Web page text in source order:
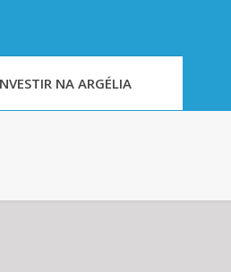
NA ARGÉLIA